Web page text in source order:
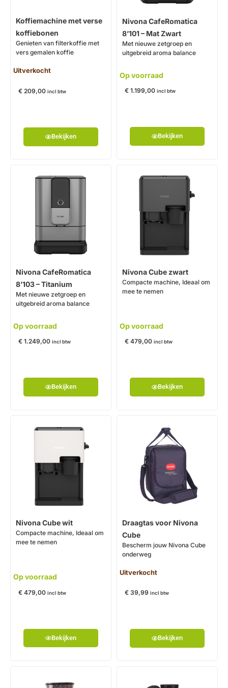
Koffiemachine met verse
koffiebonen
Genieten van filterkoffie met
vers gemalen koffie
Uitverkocht
€ 209,00 incl btw
Bekijken
Nivona CafeRomatica
8’101 – Mat Zwart
Met nieuwe zetgroep en
uitgebreid aroma balance
Op voorraad
€ 1.199,00 incl btw
Bekijken
Nivona CafeRomatica
8’103 – Titanium
Met nieuwe zetgroep en
uitgebreid aroma balance
Op voorraad
€ 1.249,00 incl btw
Bekijken
Nivona Cube zwart
Compacte machine, Ideaal om
mee te nemen
Op voorraad
€ 479,00 incl btw
Bekijken
Nivona Cube wit
Compacte machine, Ideaal om
mee te nemen
Op voorraad
€ 479,00 incl btw
Bekijken
Draagtas voor Nivona
Cube
Bescherm jouw Nivona Cube
onderweg
Uitverkocht
€ 39,99 incl btw
Bekijken